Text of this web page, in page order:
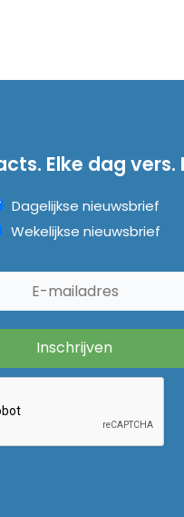
Elke dag vers.
Dagelijkse nieuwsbrief
Wekelijkse nieuwsbrief